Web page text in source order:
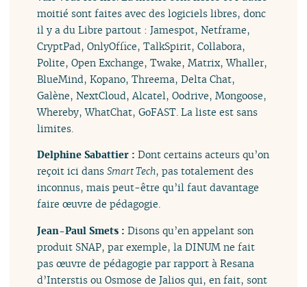
moitié sont faites avec des logiciels libres, donc
il y a du Libre partout : Jamespot, Netframe,
CryptPad, OnlyOffice, TalkSpirit, Collabora,
Polite, Open Exchange, Twake, Matrix, Whaller,
BlueMind, Kopano, Threema, Delta Chat,
Galène, NextCloud, Alcatel, Oodrive, Mongoose,
Whereby, WhatChat, GoFAST. La liste est sans
limites.
Delphine Sabattier :Dont certains acteurs qu’on
reçoit ici dansSmart Tech, pas totalement des
inconnus, mais peut-être qu’il faut davantage
faire œuvre de pédagogie.
Jean-Paul Smets :Disons qu’en appelant son
produit SNAP, par exemple, la DINUM ne fait
pas œuvre de pédagogie par rapport à Resana
d’Interstis ou Osmose de Jalios qui, en fait, sont